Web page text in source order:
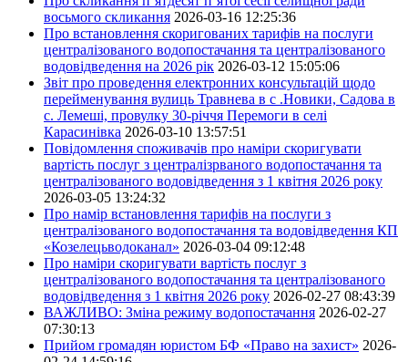
восьмого скликання 2026-03-16 12:25:36
Про встановлення скоригованих тарифів на послуги
централізованого водопостачання та централізованого
водовідведення на 2026 рік 2026-03-12 15:05:06
Звіт про проведення електронних консультацій щодо
перейменування вулиць Травнева в с .Новики, Садова в
с. Лемеші, провулку 30-річчя Перемоги в селі
Карасинівка 2026-03-10 13:57:51
Повідомлення споживачів про наміри скоригувати
вартість послуг з централізрваного водопостачання та
централізованого водовідведення з 1 квітня 2026 року
2026-03-05 13:24:32
Про намір встановлення тарифів на послуги з
централізованого водопостачання та водовідведення КП
«Козелецьводоканал» 2026-03-04 09:12:48
Про наміри скоригувати вартість послуг з
централізованого водопостачання та централізованого
водовідведення з 1 квітня 2026 року 2026-02-27 08:43:39
ВАЖЛИВО: Зміна режиму водопостачання 2026-02-27
07:30:13
Прийом громадян юристом БФ «Право на захист» 2026-